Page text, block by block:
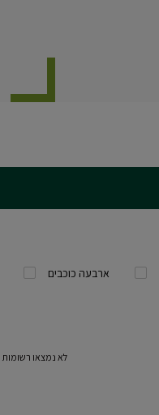
ארבעה כוכבים
לא נמצאו רשומות